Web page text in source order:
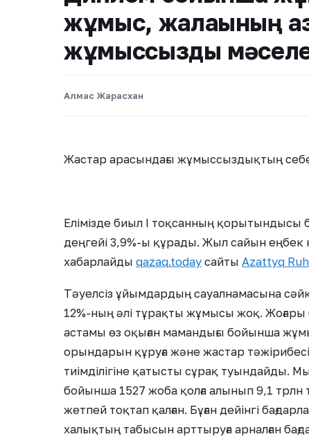
жұмыс, жалақының
жұмыссыздық
Алмас Жарасхан
Жастар арасындағы жұмыссыздықтың
Елімізде биыл І тоқсанның
деңгейі 3,9%-ы құрады. Жыл сайын еңбек
хабарлайды qazaq.today сайты Azattyq
Тәуелсіз ұйымдардың сауалнамасына
12%-ның әлі тұрақты жұмысы жоқ. Жоғары
астамы өз оқыған мамандығы бойынша
орындарын құруға және жастар
тиімділігіне қатысты сұрақ туындайды.
бойынша 1527 жоба қолға алынып 9,1 трлн
жетпей тоқтап қалған. Бұған дейінгі
халықтың табысын арттыруға арналған